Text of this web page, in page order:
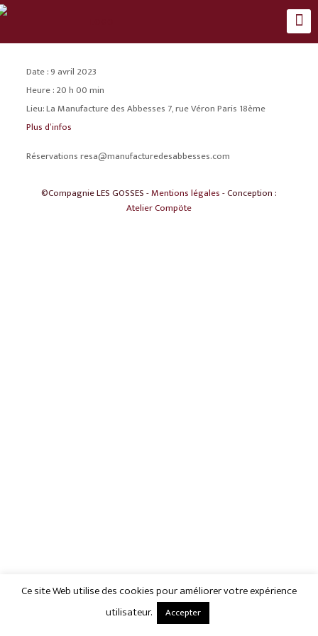
Date :9 avril 2023
Heure :20 h 00 min
Lieu:La Manufacture des Abbesses 7, rue Véron Paris 18ème
Plus d’infos
Réservations resa@manufacturedesabbesses.com
©Compagnie LES GOSSES -Mentions légales- Conception :
Atelier Compöte
Ce site Web utilise des cookies pour améliorer votre expérience
utilisateur.
Accepter